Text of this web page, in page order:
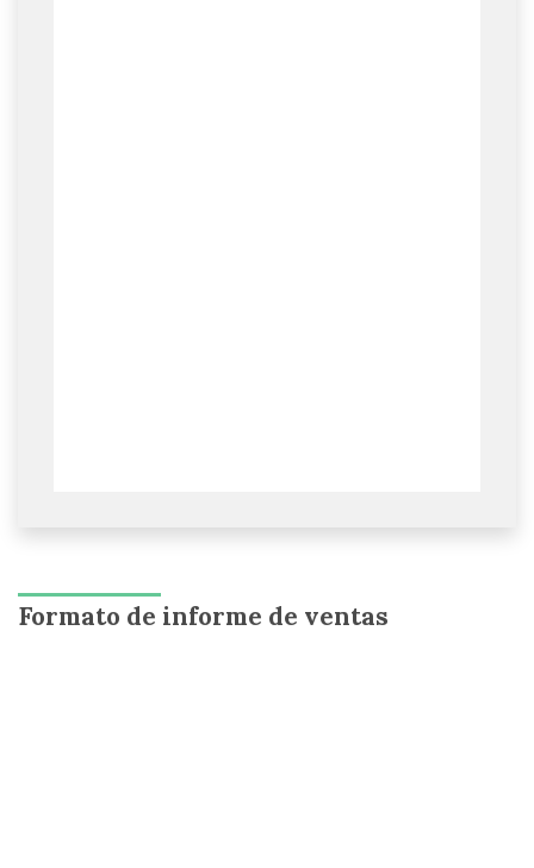
Formato de informe de ventas